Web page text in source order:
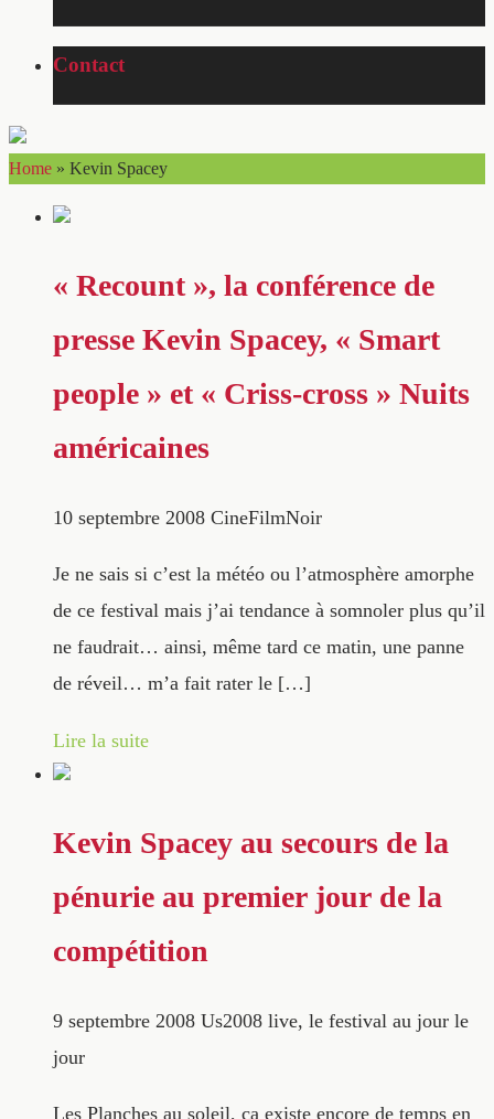
Contact
Home » Kevin Spacey
« Recount », la conférence de
presse Kevin Spacey, « Smart
people » et « Criss-cross » Nuits
américaines
10 septembre 2008 CineFilmNoir
Je ne sais si c’est la météo ou l’atmosphère amorphe
de ce festival mais j’ai tendance à somnoler plus qu’il
ne faudrait… ainsi, même tard ce matin, une panne
de réveil… m’a fait rater le […]
Lire la suite
Kevin Spacey au secours de la
pénurie au premier jour de la
compétition
9 septembre 2008 Us2008 live, le festival au jour le
jour
Les Planches au soleil, ça existe encore de temps en